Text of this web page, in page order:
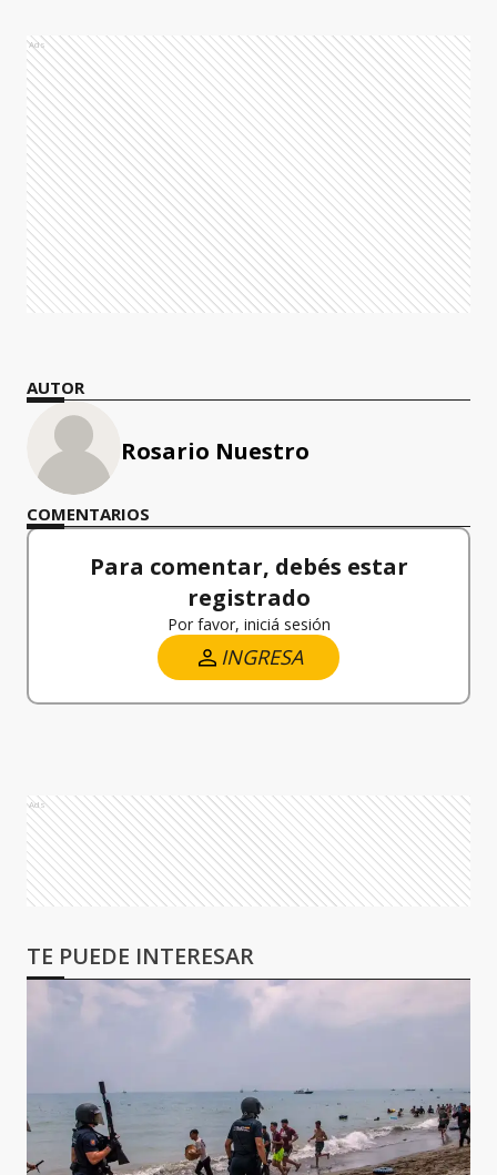
Ads
AUTOR
Rosario Nuestro
COMENTARIOS
Para comentar, debés estar
registrado
Por favor, iniciá sesión
INGRESA
Ads
TE PUEDE INTERESAR